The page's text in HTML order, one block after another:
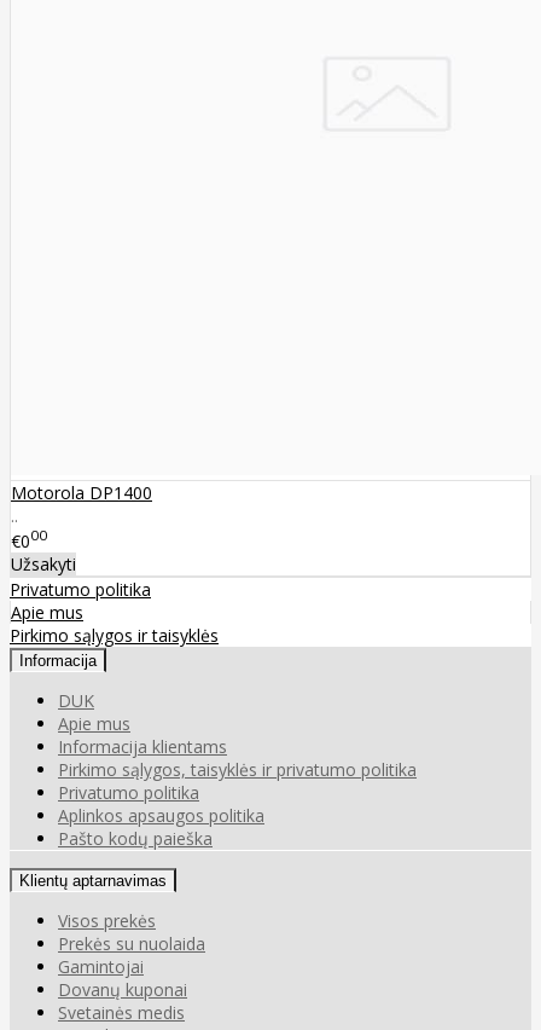
Motorola DP1400
..
€000
Užsakyti
Privatumo politika
Apie mus
Pirkimo sąlygos ir taisyklės
Informacija
DUK
Apie mus
Informacija klientams
Pirkimo sąlygos, taisyklės ir privatumo politika
Privatumo politika
Aplinkos apsaugos politika
Pašto kodų paieška
Klientų aptarnavimas
Visos prekės
Prekės su nuolaida
Gamintojai
Dovanų kuponai
Svetainės medis